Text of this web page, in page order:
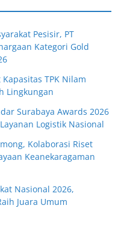
Pesisir, PT
Kategori Gold
TPK Nilam
Lingkungan
Surabaya Awards 2026
Logistik Nasional
Kolaborasi Riset
Keanekaragaman
Nasional 2026,
Juara Umum